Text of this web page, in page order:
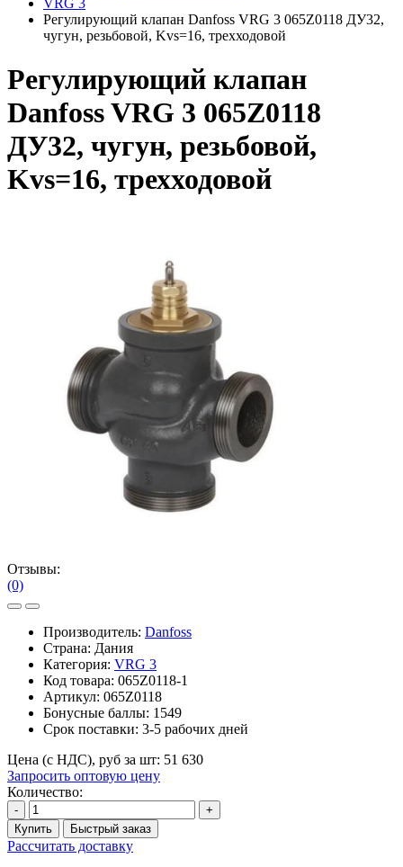
VRG 3
Регулирующий клапан Danfoss VRG 3 065Z0118 ДУ32,
чугун, резьбовой, Kvs=16, трехходовой
Регулирующий клапан
Danfoss VRG 3 065Z0118
ДУ32, чугун, резьбовой,
Kvs=16, трехходовой
Отзывы:
(0)
Производитель: Danfoss
Страна: Дания
Категория: VRG 3
Код товара: 065Z0118-1
Артикул: 065Z0118
Бонусные баллы: 1549
Срок поставки: 3-5 рабочих дней
Цена (с НДС), руб за шт: 51 630
Запросить оптовую цену
Количество:
-
+
Купить
Быстрый заказ
Рассчитать доставку